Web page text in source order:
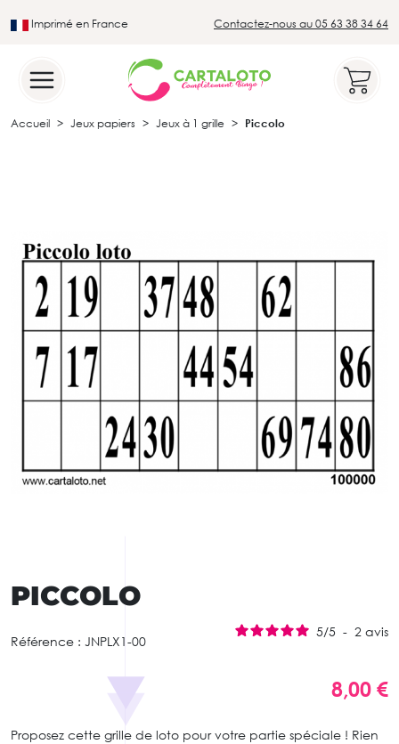
Imprimé en France Contactez-nous au 05 63 38 34 64
Accueil Jeux papiers Jeux à 1 grille Piccolo
PICCOLO
Référence : JNPLX1-00
5/5 - 2 avis
8,00 €
Proposez cette grille de loto pour votre partie spéciale ! Rien